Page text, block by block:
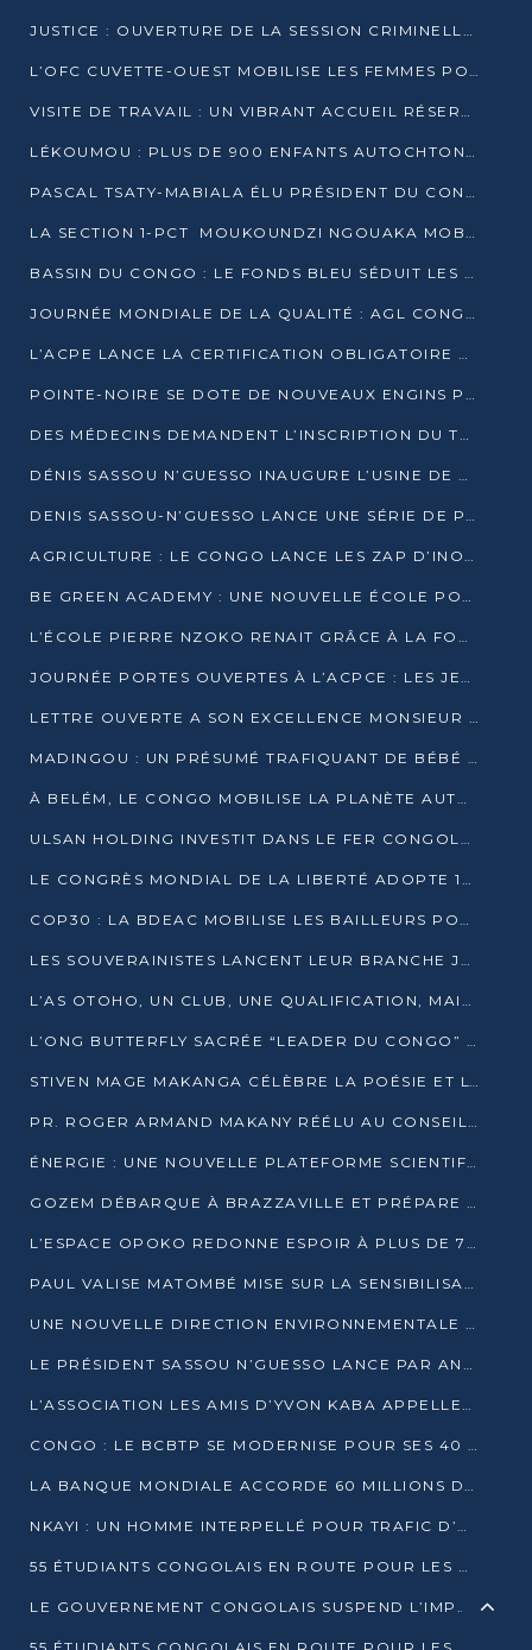
JUSTICE : OUVERTURE DE LA SESSION CRIMINELLE À BRAZZAVILLE AVEC 52 DOSSIERS AU RÔLE
L’OFC CUVETTE-OUEST MOBILISE LES FEMMES POUR ACCUEILLIR LE PRÉSIDENT DE LA RÉPUBLIQUE
VISITE DE TRAVAIL : UN VIBRANT ACCUEIL RÉSERVÉ À DENIS SASSOU-N’GUESSO PAR L’ASSOCIATION « LES AMIS DE WOMO »
LÉKOUMOU : PLUS DE 900 ENFANTS AUTOCHTONES REÇOIVENT DES KITS SCOLAIRES GRÂCE À L’ESPACE OPOKO
PASCAL TSATY-MABIALA ÉLU PRÉSIDENT DU CONSEIL NATIONAL DE L’UPADS
LA SECTION 1-PCT MOUKOUNDZI NGOUAKA MOBILISE 100 000 FCFA POUR LE 6ᵉ CONGRÈS DU PARTI
BASSIN DU CONGO : LE FONDS BLEU SÉDUIT LES BAILLEURS À BELÉM
JOURNÉE MONDIALE DE LA QUALITÉ : AGL CONGO FORME ET SENSIBILISE LES JEUNES TALENTS
L’ACPE LANCE LA CERTIFICATION OBLIGATOIRE DES CONTRATS DE TRAVAIL DES TRANSPORTEURS
POINTE-NOIRE SE DOTE DE NOUVEAUX ENGINS POUR L’ASSAINISSEMENT ET L’ENTRETIEN ROUTIER
DES MÉDECINS DEMANDENT L’INSCRIPTION DU TRAITEMENT DU PIED-BOT DANS LES CURSUS UNIVERSITAIRES
DÉNIS SASSOU N’GUESSO INAUGURE L’USINE DE VALORISATION DU GAZ ASSOCIÉ
DENIS SASSOU-N’GUESSO LANCE UNE SÉRIE DE PROJETS DANS LE KOUILOU
AGRICULTURE : LE CONGO LANCE LES ZAP D’INONI ET YONO
BE GREEN ACADEMY : UNE NOUVELLE ÉCOLE POUR LES MÉTIERS DE L’ÉCOLOGIE À POINTE-NOIRE
L’ÉCOLE PIERRE NZOKO RENAIT GRÂCE À LA FONDATION MUCODEC
JOURNÉE PORTES OUVERTES À L’ACPCE : LES JEUNES EN IMMERSION DANS L’ENTREPRISE
LETTRE OUVERTE A SON EXCELLENCE MONSIEUR DENIS SASSOU NGUESSO, PRESIDENT DE LAREPUBLIQUE DU CONGO
MADINGOU : UN PRÉSUMÉ TRAFIQUANT DE BÉBÉ CHIMPANZÉ FIXÉ SUR SON SORT LE 20 NOVEMBRE
À BELÉM, LE CONGO MOBILISE LA PLANÈTE AUTOUR DU FONDS BLEU POUR LE BASSIN DU CONGO
ULSAN HOLDING INVESTIT DANS LE FER CONGOLAIS
LE CONGRÈS MONDIAL DE LA LIBERTÉ ADOPTE 14 RÉSOLUTIONS HISTORIQUES
COP30 : LA BDEAC MOBILISE LES BAILLEURS POUR LE FONDS BLEU DU BASSIN DU CONGO
LES SOUVERAINISTES LANCENT LEUR BRANCHE JEUNE À BRAZZAVILLE
L’AS OTOHO, UN CLUB, UNE QUALIFICATION, MAIS ENCORE DES DOUTES
L’ONG BUTTERFLY SACRÉE “LEADER DU CONGO” AU PRIX D’EXCELLENCE 2025
STIVEN MAGE MAKANGA CÉLÈBRE LA POÉSIE ET L’HUMAIN AVEC SON RECUEIL “HECTARE”
PR. ROGER ARMAND MAKANY RÉÉLU AU CONSEIL DE L’AUF
ÉNERGIE : UNE NOUVELLE PLATEFORME SCIENTIFIQUE POUR LA TRANSITION ÉNERGÉTIQUE EN AFRIQUE CENTRALE
GOZEM DÉBARQUE À BRAZZAVILLE ET PRÉPARE SON ARRIVÉE À POINTE-NOIRE
L’ESPACE OPOKO REDONNE ESPOIR À PLUS DE 775 ÉLÈVES AUTOCHTONES DANS LE NORD DU CONGO
PAUL VALISE MATOMBÉ MISE SUR LA SENSIBILISATION POUR ÉRAQUER LE GRAND BANDITISME
UNE NOUVELLE DIRECTION ENVIRONNEMENTALE POUR RENFORCER LA GESTION DES DONNÉES AU CONGO
LE PRÉSIDENT SASSOU N’GUESSO LANCE PAR ANTICIPATION LA 39ÈME JOURNÉE NATIONALE DE L’ARBRE
L’ASSOCIATION LES AMIS D’YVON KABA APPELLENT DENIS SASSOU N’GUESSO À SE PORTER CANDIDAT
CONGO : LE BCBTP SE MODERNISE POUR SES 40 ANS D’EXISTENCE
LA BANQUE MONDIALE ACCORDE 60 MILLIONS DE DOLLARS POUR LA RÉSILIENCE URBAINE AU CONGO
NKAYI : UN HOMME INTERPELLÉ POUR TRAFIC D’UN BÉBÉ CHIMPANZÉ
55 ÉTUDIANTS CONGOLAIS EN ROUTE POUR LES UNIVERSITÉS ALGÉRIENNES
LE GOUVERNEMENT CONGOLAIS SUSPEND L’IMPORTATION DES MACHETTES ET DES MOTOS